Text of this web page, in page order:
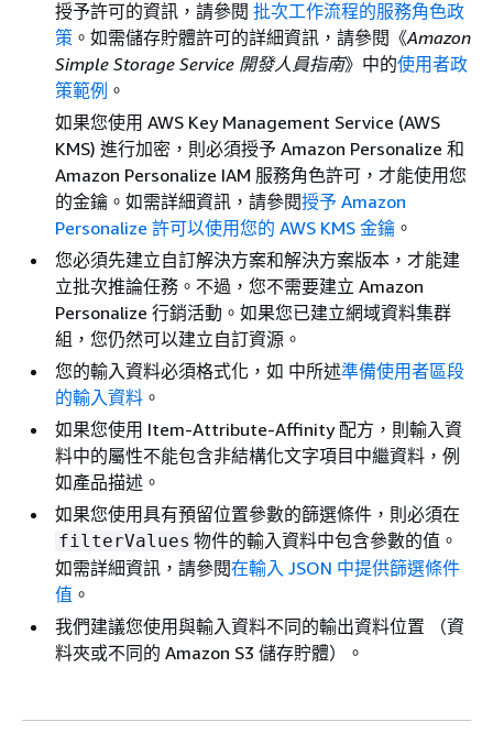
授予許可的資訊，請參閱 批次工作流程的服務角色政
策 。如需儲存貯體許可的詳細資訊，請參閱《Amazon
Simple Storage Service 開發人員指南》中的使用者政
策範例 。
如果您使用 AWS Key Management Service (AWS
KMS) 進行加密，則必須授予 Amazon Personalize 和
Amazon Personalize IAM 服務角色許可，才能使用您
的金鑰。如需詳細資訊，請參閱授予 Amazon
Personalize 許可以使用您的 AWS KMS 金鑰 。
您必須先建立自訂解決方案和解決方案版本，才能建
立批次推論任務。不過，您不需要建立 Amazon
Personalize 行銷活動。如果您已建立網域資料集群
組，您仍然可以建立自訂資源。
您的輸入資料必須格式化，如 中所述準備使用者區段
的輸入資料 。
如果您使用 Item-Attribute-Affinity 配方，則輸入資
料中的屬性不能包含非結構化文字項目中繼資料，例
如產品描述。
如果您使用具有預留位置參數的篩選條件，則必須在
filterValues 物件的輸入資料中包含參數的值。
如需詳細資訊，請參閱在輸入 JSON 中提供篩選條件
值 。
我們建議您使用與輸入資料不同的輸出資料位置 （資
料夾或不同的 Amazon S3 儲存貯體）。